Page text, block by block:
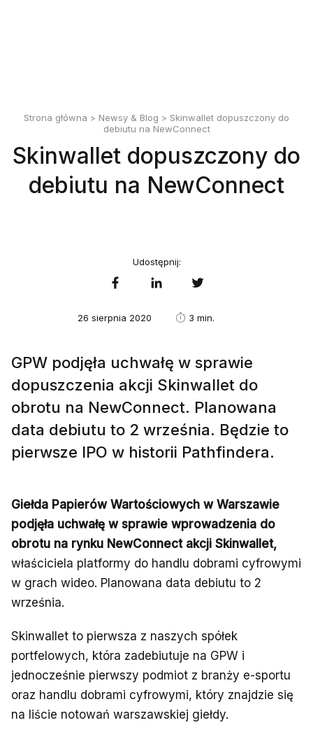
Strona główna > Newsy & Blog > Skinwallet dopuszczony do
debiutu na NewConnect
Skinwallet dopuszczony do
debiutu na NewConnect
Udostępnij:
26 sierpnia 2020 3 min.
GPW podjęła uchwałę w sprawie
dopuszczenia akcji Skinwallet do
obrotu na NewConnect. Planowana
data debiutu to 2 września. Będzie to
pierwsze IPO w historii Pathfindera.
Giełda Papierów Wartościowych w Warszawie
podjęła uchwałę w sprawie wprowadzenia do
obrotu na rynku NewConnect akcji Skinwallet,
właściciela platformy do handlu dobrami cyfrowymi
w grach wideo. Planowana data debiutu to 2
września.
Skinwallet to pierwsza z naszych spółek
portfelowych, która zadebiutuje na GPW i
jednocześnie pierwszy podmiot z branży e-sportu
oraz handlu dobrami cyfrowymi, który znajdzie się
na liście notowań warszawskiej giełdy.